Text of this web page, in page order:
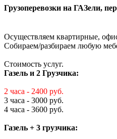
Грузоперевозки на ГАЗели,
Осуществляем квартирные,
Собираем/разбираем любую
Стоимость услуг.
Газель и 2 Грузчика:
2 часа - 2400 руб.
3 часа - 3000 руб.
4 часа - 3600 руб.
Газель + 3 грузчика: